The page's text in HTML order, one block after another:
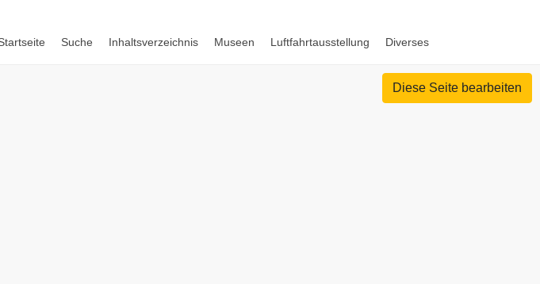
Suche Inhaltsverzeichnis Museen Luftfahrtausstellung Diverses
Diese Seite bearbeiten